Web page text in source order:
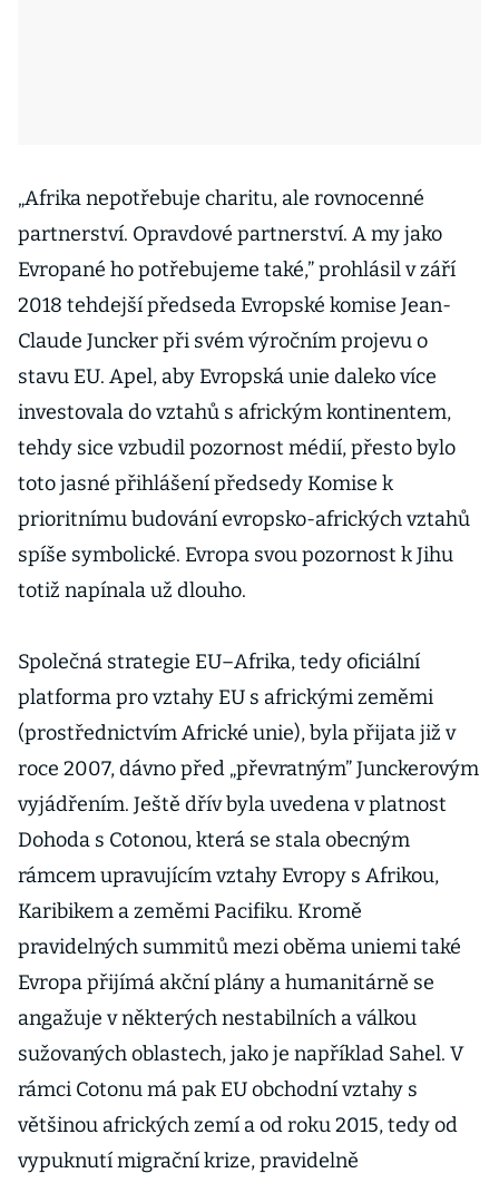
„Afrika nepotřebuje charitu, ale rovnocenné
partnerství. Opravdové partnerství. A my jako
Evropané ho potřebujeme také,” prohlásil v září
2018 tehdejší předseda Evropské komise Jean-
Claude Juncker při svém výročním projevu o
stavu EU. Apel, aby Evropská unie daleko více
investovala do vztahů s africkým kontinentem,
tehdy sice vzbudil pozornost médií, přesto bylo
toto jasné přihlášení předsedy Komise k
prioritnímu budování evropsko-afrických vztahů
spíše symbolické. Evropa svou pozornost k Jihu
totiž napínala už dlouho.
Společná strategie EU–Afrika, tedy oficiální
platforma pro vztahy EU s africkými zeměmi
(prostřednictvím Africké unie), byla přijata již v
roce 2007, dávno před „převratným” Junckerovým
vyjádřením. Ještě dřív byla uvedena v platnost
Dohoda s Cotonou, která se stala obecným
rámcem upravujícím vztahy Evropy s Afrikou,
Karibikem a zeměmi Pacifiku. Kromě
pravidelných summitů mezi oběma uniemi také
Evropa přijímá akční plány a humanitárně se
angažuje v některých nestabilních a válkou
sužovaných oblastech, jako je například Sahel. V
rámci Cotonu má pak EU obchodní vztahy s
většinou afrických zemí a od roku 2015, tedy od
vypuknutí migrační krize, pravidelně